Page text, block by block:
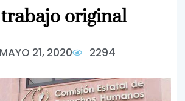
original
MAYO 21, 2020 2294